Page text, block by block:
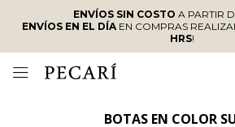
ENVÍOS SIN COSTO A PARTIR
ENVÍOS EN EL DÍAEN COMPRAS
HRS!

BOTAS EN COLOR